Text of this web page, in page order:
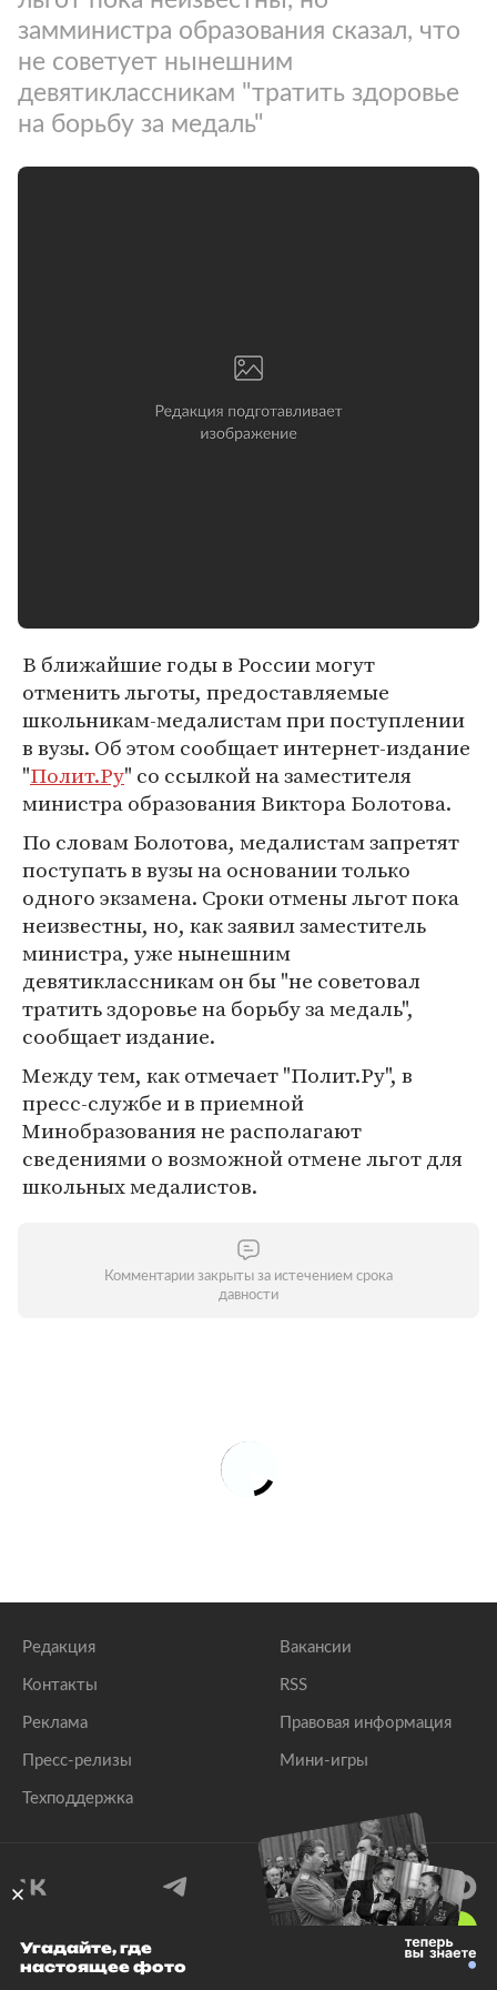
замминистра образования сказал, что
не советует нынешним
девятиклассникам "тратить здоровье
на борьбу за медаль"
В ближайшие годы в России могут
отменить льготы, предоставляемые
школьникам-медалистам при поступлении
в вузы. Об этом сообщает интернет-издание
"Полит.Ру" со ссылкой на заместителя
министра образования Виктора Болотова.
По словам Болотова, медалистам запретят
поступать в вузы на основании только
одного экзамена. Сроки отмены льгот пока
неизвестны, но, как заявил заместитель
министра, уже нынешним
девятиклассникам он бы "не советовал
тратить здоровье на борьбу за медаль",
сообщает издание.
Между тем, как отмечает "Полит.Ру", в
пресс-службе и в приемной
Минобразования не располагают
сведениями о возможной отмене льгот для
школьных медалистов.
Комментарии закрыты за истечением срока
давности
Редакция
Контакты
Реклама
Пресс-релизы
Техподдержка
Вакансии
RSS
Правовая информация
Мини-игры
© 1999–2026 Все права защищены.
Угадайте, где
настоящее фото